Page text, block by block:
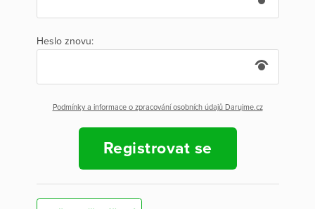
Heslo znovu:
Podmínky a informace o zpracování osobních údajů Darujme.cz
Registrovat se